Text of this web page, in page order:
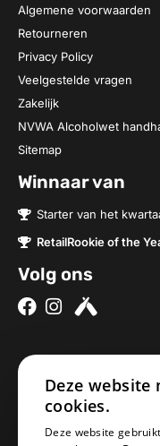
Algemene voorwaarden
Retourneren
Privacy Policy
Veelgestelde vragen
Zakelijk
NVWA Alcoholwet
Sitemap
Winnaar van
Starter van het
RetailRookie of the
Volg ons
Over ons
Brouwerijen
Onze bieren
Deze website
cookies.
Deze website